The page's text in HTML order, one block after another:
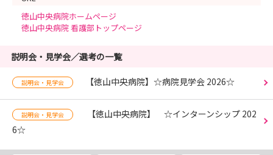
徳山中央病院ホームページ
徳山中央病院 看護部トップページ
説明会・見学会／選考の一覧
説明会・見学会 【徳山中央病院】☆病院見学会 2026☆
説明会・見学会
【徳山中央病院】 ☆インターンシップ 202
6☆